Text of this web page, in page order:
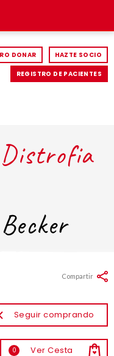
DONAR HAZTE SOCIO
REGISTRO DE PACIENTES
Seguir comprando
0 Ver Cesta
Compartir